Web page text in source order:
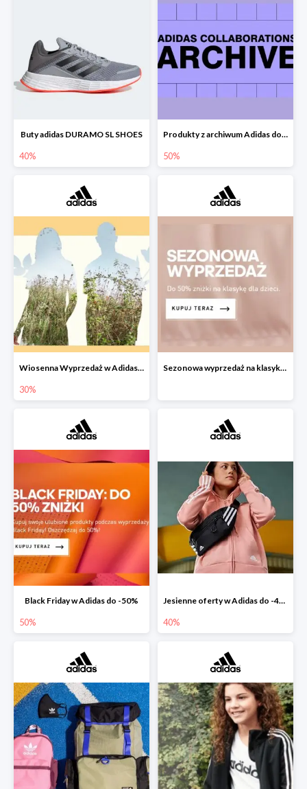
Buty adidas DURAMO SL SHOES
40%
Produkty z archiwum Adidas do -50%
50%
Wiosenna Wyprzedaż w Adidas -30% na wybrane produkty
30%
Sezonowa wyprzedaż na klasykę dla dzieci w Adidas do -50%
Black Friday w Adidas do -50%
50%
Jesienne oferty w Adidas do -40%
40%